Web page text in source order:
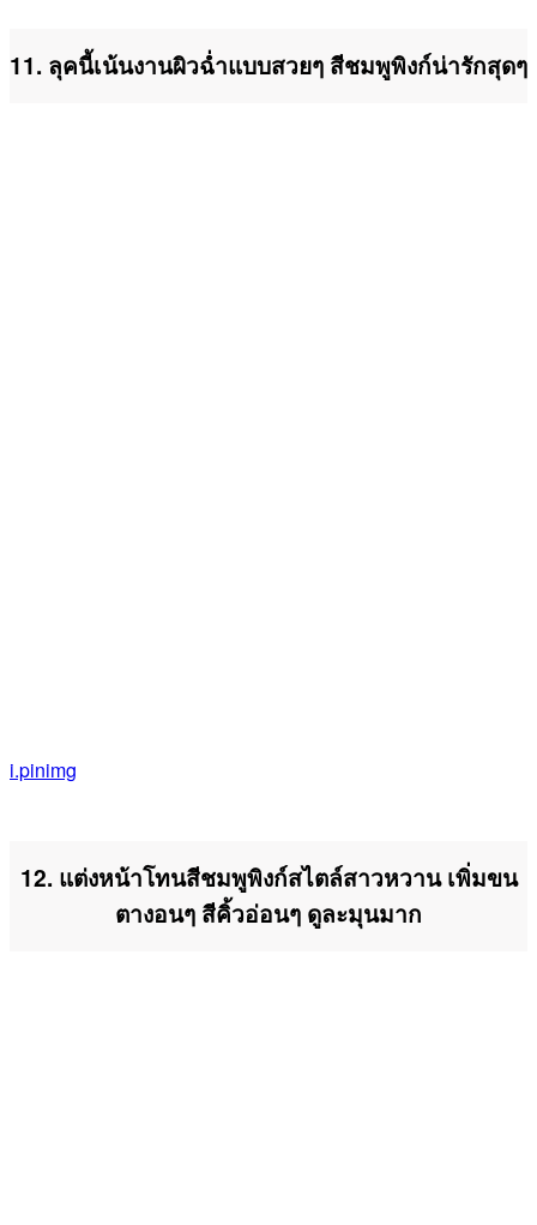
11. ลุคนี้เน้นงานผิวฉ่ำแบบสวยๆ สีชมพูพิงก์น่ารักสุดๆ
i.pinimg
12. แต่งหน้าโทนสีชมพูพิงก์สไตล์สาวหวาน เพิ่มขน
ตางอนๆ สีคิ้วอ่อนๆ ดูละมุนมาก